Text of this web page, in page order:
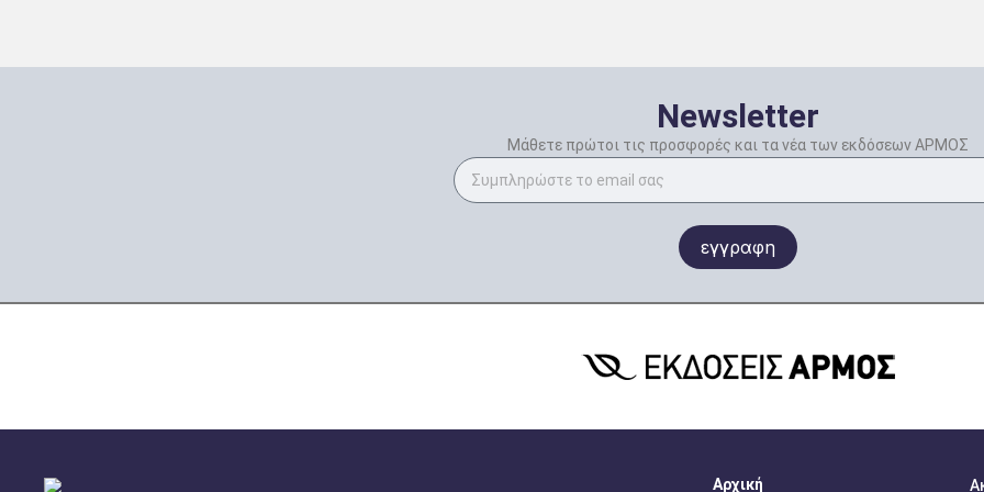
Newsletter
Μάθετε πρώτοι τις προσφορές και τα νέα των εκδόσεων ΑΡΜΟΣ
εγγραφη
Αρχική